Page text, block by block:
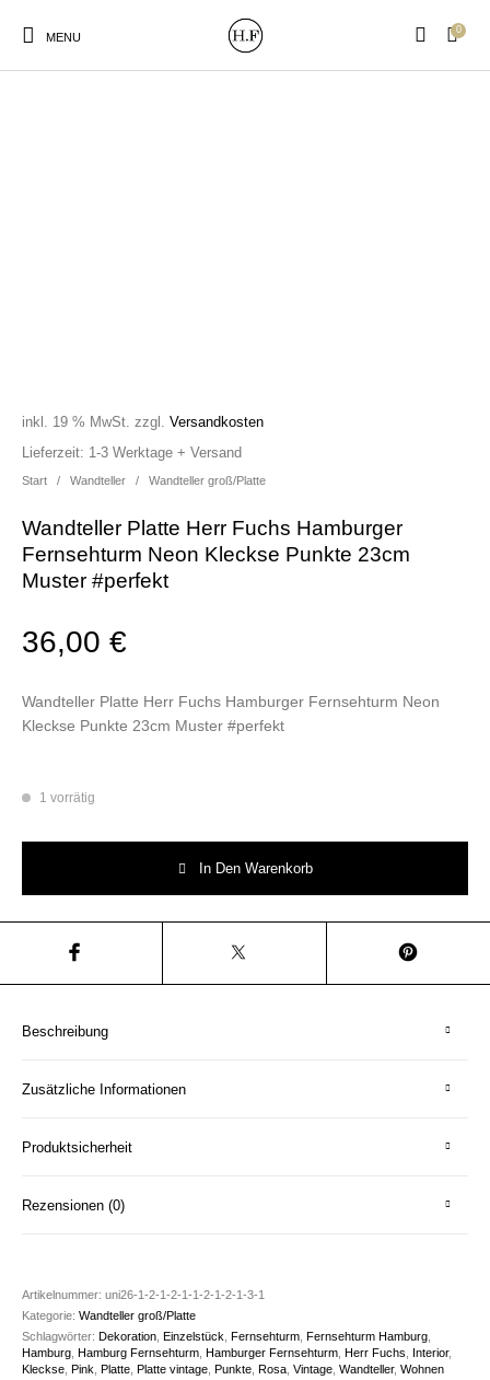
MENU
0
Start / Wandteller / Wandteller groß/Platte
Wandteller Platte Herr Fuchs Hamburger
Fernsehturm Neon Kleckse Punkte 23cm
Muster #perfekt
36,00€
inkl. 19 % MwSt. zzgl.Versandkosten
Wandteller Platte Herr Fuchs Hamburger Fernsehturm Neon
Kleckse Punkte 23cm Muster #perfekt
Lieferzeit: 1-3 Werktage + Versand
1 vorrätig
In Den Warenkorb
Beschreibung
Zusätzliche Informationen
Produktsicherheit
Rezensionen (0)
Artikelnummer:uni26-1-2-1-2-1-1-2-1-2-1-3-1
Kategorie:Wandteller groß/Platte
Schlagwörter:Dekoration ,Einzelstück ,Fernsehturm ,Fernsehturm Hamburg
Hamburg ,Hamburg Fernsehturm ,Hamburger Fernsehturm ,Herr Fuchs Interior,
Kleckse ,Pink ,Platte ,Platte vintage ,Punkte ,Rosa ,Vintage ,Wandteller,Wohnen